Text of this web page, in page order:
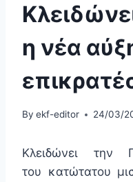
η νέα
By ekf-editor 24/03/
Κλειδώνει
του κατώτατου